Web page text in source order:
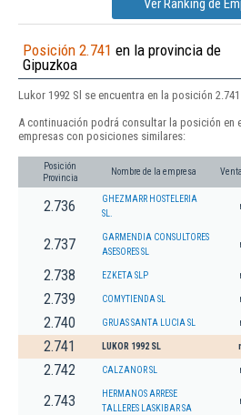
Ver Ranking de
Posición 2.741 en la provincia de
Gipuzkoa
Lukor 1992 Sl se encuentra en la posición
A continuación podrá consultar la posición en
empresas con posiciones similares:
Posición
Provincia
Nombre de la empresa
2.736
GHEZMARR HOSTELERIA
SL.
2.737
GARMENDIA CONSULTORES
ASESORES SL
2.738 EZKETA SLP
2.739 COMYTIENDA SL
2.740 GRUAS SANTA LUCIA SL
2.741 LUKOR 1992 SL
2.742 CALZANOR SL
2.743
HERMANOS ARRESE
TALLERES LASKIBAR SA